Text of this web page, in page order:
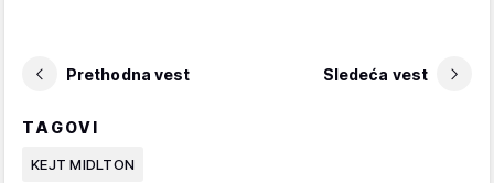
Prethodna vest Sledeća vest
TAGOVI
KEJT MIDLTON